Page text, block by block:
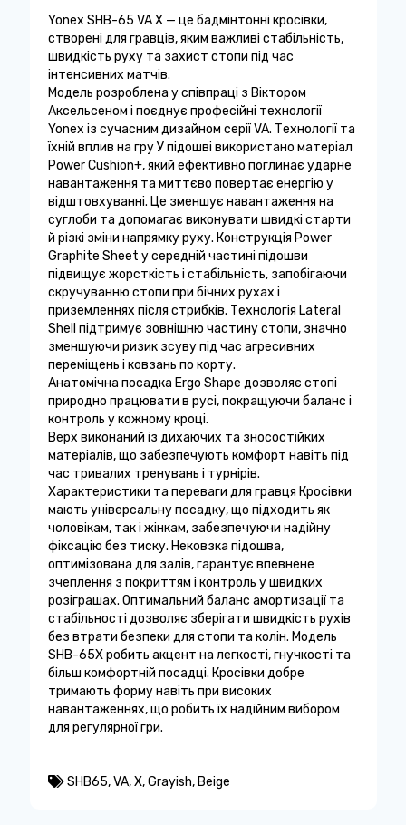
Yonex SHB-65 VA X — це бадмінтонні кросівки,
створені для гравців, яким важливі стабільність,
швидкість руху та захист стопи під час
інтенсивних матчів.
Модель розроблена у співпраці з Віктором
Аксельсеном і поєднує професійні технології
Yonex із сучасним дизайном серії VA. Технології та
їхній вплив на гру У підошві використано матеріал
Power Cushion+, який ефективно поглинає ударне
навантаження та миттєво повертає енергію у
відштовхуванні. Це зменшує навантаження на
суглоби та допомагає виконувати швидкі старти
й різкі зміни напрямку руху. Конструкція Power
Graphite Sheet у середній частині підошви
підвищує жорсткість і стабільність, запобігаючи
скручуванню стопи при бічних рухах і
приземленнях після стрибків. Технологія Lateral
Shell підтримує зовнішню частину стопи, значно
зменшуючи ризик зсуву під час агресивних
переміщень і ковзань по корту.
Анатомічна посадка Ergo Shape дозволяє стопі
природно працювати в русі, покращуючи баланс і
контроль у кожному кроці.
Верх виконаний із дихаючих та зносостійких
матеріалів, що забезпечують комфорт навіть під
час тривалих тренувань і турнірів.
Характеристики та переваги для гравця Кросівки
мають універсальну посадку, що підходить як
чоловікам, так і жінкам, забезпечуючи надійну
фіксацію без тиску. Нековзка підошва,
оптимізована для залів, гарантує впевнене
зчеплення з покриттям і контроль у швидких
розіграшах. Оптимальний баланс амортизації та
стабільності дозволяє зберігати швидкість рухів
без втрати безпеки для стопи та колін. Модель
SHB-65X робить акцент на легкості, гнучкості та
більш комфортній посадці. Кросівки добре
тримають форму навіть при високих
навантаженнях, що робить їх надійним вибором
для регулярної гри.
SHB65,VA,X,Grayish, Beige